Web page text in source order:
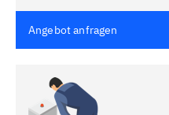
Angebot anfragen